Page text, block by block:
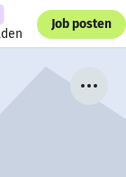
Job posten